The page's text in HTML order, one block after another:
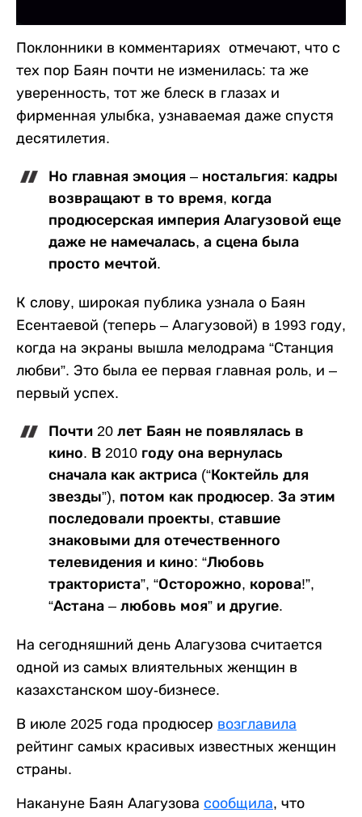
Поклонники в комментариях отмечают, что с
тех пор Баян почти не изменилась: та же
уверенность, тот же блеск в глазах и
фирменная улыбка, узнаваемая даже спустя
десятилетия.
Но главная эмоция – ностальгия: кадры
возвращают в то время, когда
продюсерская империя Алагузовой еще
даже не намечалась, а сцена была
просто мечтой.
К слову, широкая публика узнала о Баян
Есентаевой (теперь – Алагузовой) в 1993 году,
когда на экраны вышла мелодрама “Станция
любви”. Это была ее первая главная роль, и –
первый успех.
Почти 20 лет Баян не появлялась в
кино. В 2010 году она вернулась
сначала как актриса (“Коктейль для
звезды”), потом как продюсер. За этим
последовали проекты, ставшие
знаковыми для отечественного
телевидения и кино: “Любовь
тракториста”, “Осторожно, корова!”,
“Астана – любовь моя” и другие.
На сегодняшний день Алагузова считается
одной из самых влиятельных женщин в
казахстанском шоу-бизнесе.
В июле 2025 года продюсер возглавила
рейтинг самых красивых известных женщин
страны.
Hакануне Баян Алагузова сообщила, что